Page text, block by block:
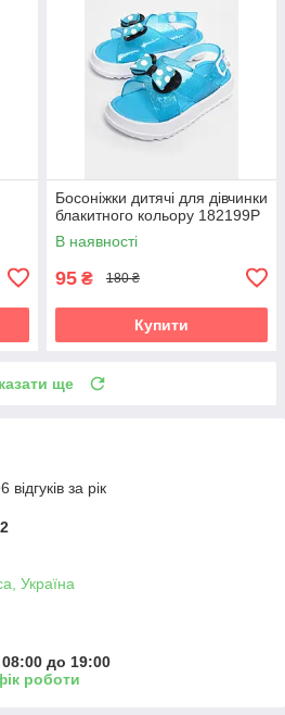
Босоніжки дитячі для дівчинки
блакитного кольору 182199P
В наявності
95 ₴ 180 ₴
Купити
ще
за рік
Україна
до 19:00
роботи